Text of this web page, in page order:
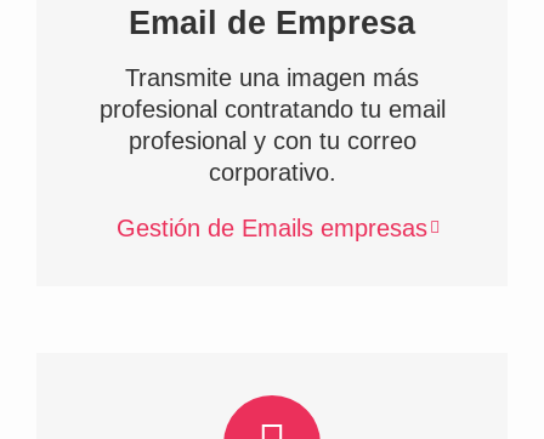
Email de Empresa
Transmite una imagen más
profesional contratando tu email
profesional y con tu correo
corporativo.
Gestión de Emails empresas